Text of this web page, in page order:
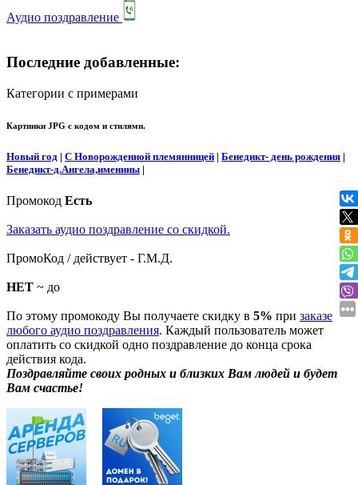
Аудио поздравление
Последние добавленные:
Категории с примерами
Картинки JPG с кодом и стилями.
Новый год | С Новорожденной племянницей | Бенедикт- день рождения |
Бенедикт-д.Ангела,именины |
Промокод Есть
Заказать аудио поздравление со скидкой.
ПромоКод / действует - Г.М.Д.
НЕТ ~ до
По этому промокоду Вы получаете скидку в 5% при заказе
любого аудио поздравления. Каждый пользователь может
оплатить со скидкой одно поздравление до конца срока
действия кода.
Поздравляйте своих родных и близких Вам людей и будет
Вам счастье!